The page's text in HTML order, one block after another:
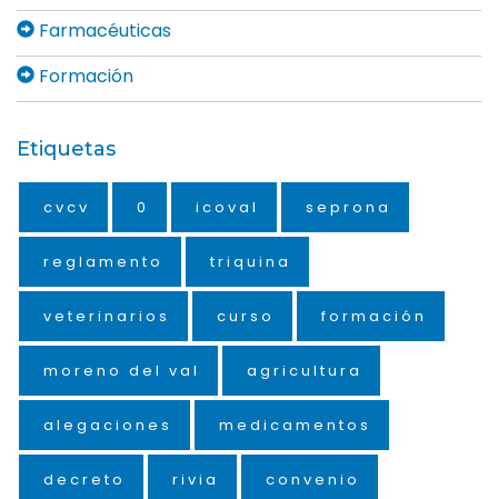
Farmacéuticas
Formación
Etiquetas
cvcv 0 icoval seprona
reglamento triquina
veterinarios curso formación
moreno del val agricultura
alegaciones medicamentos
decreto rivia convenio